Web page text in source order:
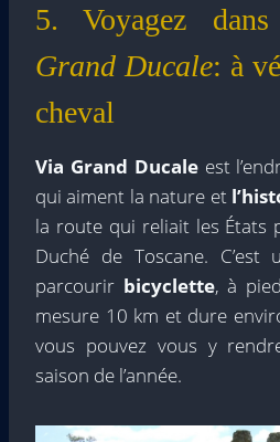
5. Voyagez
Grand Ducale: à
cheval
Via Grand Ducaleest
qui aiment la nature et
la route qui reliait les États
Duché de Toscane.
parcourir bicyclette, à
mesure 10 km et dure
vous pouvez vous y
saison de l’année.